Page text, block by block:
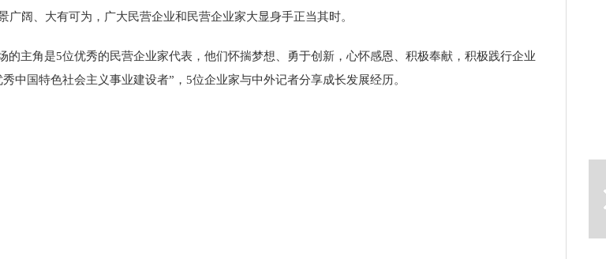
阔、大有可为，广大民营企业和民营企业家大显身手正当其时。
角是5位优秀的民营企业家代表，他们怀揣梦想、勇于创新，心怀感恩、积极奉献，积极践行企业
中国特色社会主义事业建设者”，5位企业家与中外记者分享成长发展经历。